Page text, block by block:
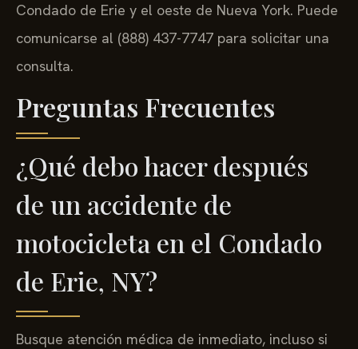
Condado de Erie y el oeste de Nueva York. Puede
comunicarse al (888) 437-7747 para solicitar una
consulta.
Preguntas Frecuentes
¿Qué debo hacer después
de un accidente de
motocicleta en el Condado
de Erie, NY?
Busque atención médica de inmediato, incluso si